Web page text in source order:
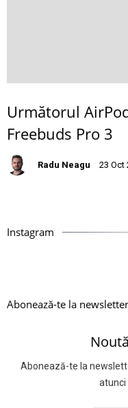
Următorul
Freebuds Pro 3
Radu Neagu 23 Oct
Instagram
Abonează-te la newsletter
Abonează-te la
atunci